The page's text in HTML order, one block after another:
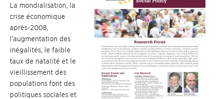
La mondialisation, la
crise économique
après-2008,
l’augmentation des
inégalités, le faible
taux de natalité et le
vieillissement des
populations font des
politiques sociales et